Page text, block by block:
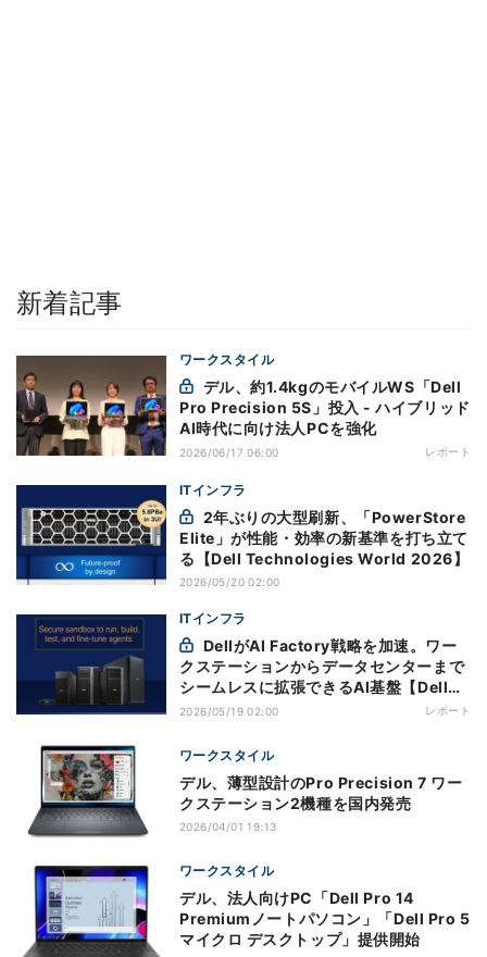
新着記事
ワークスタイル
Pro Precision 5S」投入 - ハイブリッド
AI時代に向け法人PCを強化
2026/06/17 06:00 レポート
ITインフラ
Elite」が性能・効率の新基準を打ち立て
る【Dell Technologies World 2026】
2026/05/20 02:00
ITインフラ
クステーションからデータセンターまで
シームレスに拡張できるAI基盤【Dell
Technologies World 2026】
2026/05/19 02:00 レポート
ワークスタイル
デル、薄型設計のPro Precision 7 ワー
クステーション2機種を国内発売
2026/04/01 19:13
ワークスタイル
デル、法人向けPC「Dell Pro 14
Premiumノートパソコン」「Dell Pro 5
マイクロ デスクトップ」提供開始